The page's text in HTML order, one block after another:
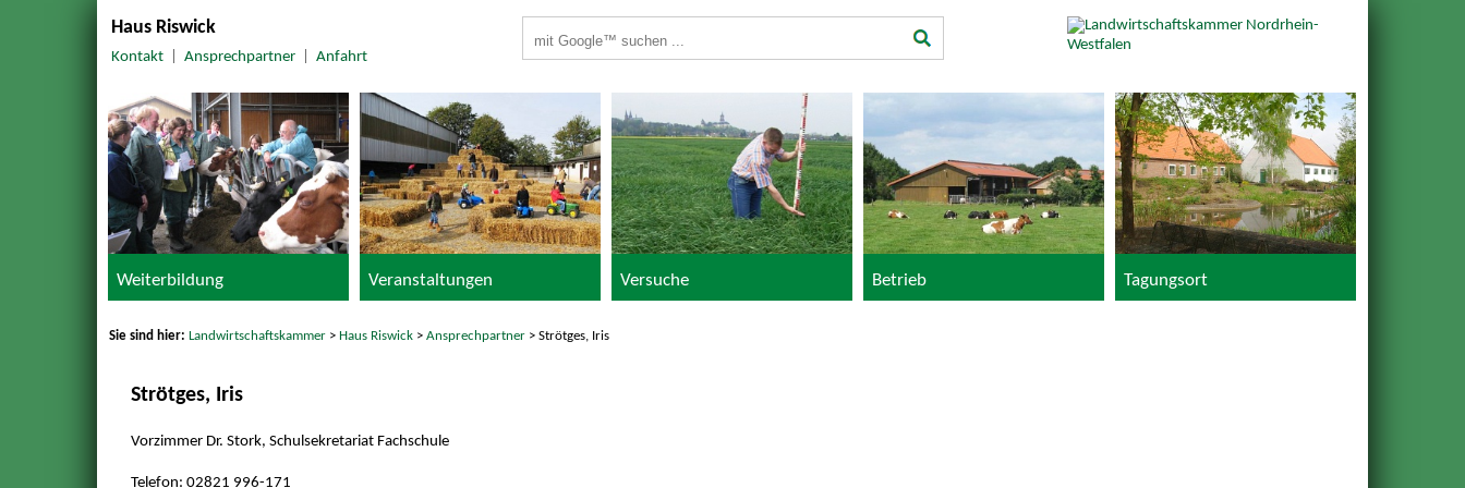
Haus Riswick
Kontakt| Ansprechpartner| Anfahrt
Weiterbildung Veranstaltungen Versuche Betrieb Tagungsort
Sie sind hier:Landwirtschaftskammer >Haus Riswick >Ansprechpartner > Strötges, Iris
Strötges, Iris
Vorzimmer Dr. Stork, Schulsekretariat Fachschule
Telefon: 02821 996-171